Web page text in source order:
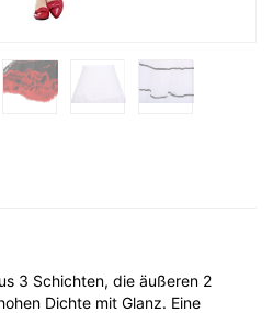
3 Schichten, die äußeren 2
Dichte mit Glanz. Eine